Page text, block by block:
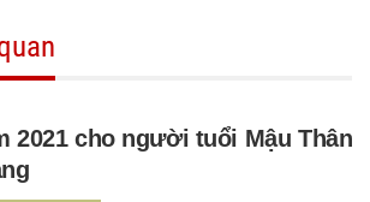
2021 cho người tuổi Mậu Thân